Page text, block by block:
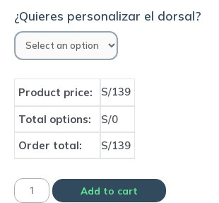
¿Quieres personalizar el dorsal?
Product price: S/139
Total options:
S/0
Order total:
S/139
Camiseta
Add to cart